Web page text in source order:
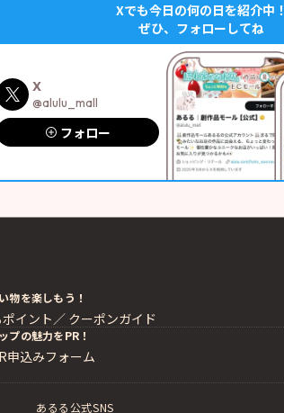
Xでも今日の何の日を紹介中！
ぜひ、フォローしてね
X
@alulu_mall
フォロー
物を楽しもう！
イント／ クーポンガイド
プの魅力をPR！
申込みフォーム
あるる公式SNS